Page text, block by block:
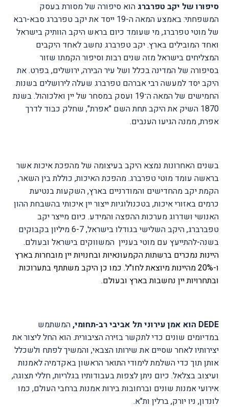
סיפורו של יקב טפרברג הוא סיפורה של מסורת בעסק
המשפחתי: באמצע המאה ה-19 ייסד את יקב טפרברג סבא-רבא
של מוטי טפרברג, מי שעומד כיום בראש היקב הוותיק בישראל
ואחד המובילים בארץ. יקב טפרברג נחשב לאחד היקבים
המצליחים בישראל מזה שנים רבות וסיפור הקמתו שזור
בסיפורה של המדינה בכלל ושל עיר הבירה, ירושלים, בפרט. את
היקב יסד למעשה רבי אברהם טפרברג שעלה לירושלים בשנות
החמישים של המאה ה־19 ועסק במסחר של יין ואלכוהול
.בשנת
1870 השיק את היקב תחת השם "אפרת", שחלק כבוד לדרך
אפרת, ממנה הגיעו הענבים.
בשנים האחרונות נמצא היקב בעיצומה של מהפכת איכות אשר
בראשה עומד מוטי טפרברג. מהפכת האיכות, כוללת בין השאר,
הקמת יקב מהחדישים והמודרניים בארץ, השקעות בנטיעת
כרמים באזורי איכות, בטכנולוגיות ייצור יין איכותי בהשבחת ההון
האנושי ושדרוג מערכות ההפצה והמידע. כיום מייצר יקב
טפברברג, היקב השלישי בגודלו בישראל, 6-7 מיליון בקבוקים
בשנה-להתייעץ עם מוטי בעניין המשווקים בישראל ובעולם.
היינות נמכרים ברשתות הקמעונאיות ובחנויות יין מובחרות בארץ
ו-20% מהיינות מיוצאת לחו"ל
. כמו כן היקב משתתף בתערוכות
ובתחרויות יין נחשבות בארץ ובעולם.
DEDE הוא אמן עירוני תל אביבי רב-תחומי,המשתמש
במדיומים שונים כדי לתקשר בזירה הציבורית. הוא החל ליצור את
יצירותיו לאחר שסיים את שירותו הצבאי, והמשיך לפתח ולשכלל
אותן תוך כדי השלמת לימודי התואר הראשון באקדמיה לאמנות
ועיצוב בצלאל. כיום ניתן לצפות בעבודותיו בגלריות, חללי תצוגה,
אירועי אמנות שונים וברחובות בירות אמנות ברחבי העולם, כמו
לונדון, ניו יורק, ברלין ות"א.